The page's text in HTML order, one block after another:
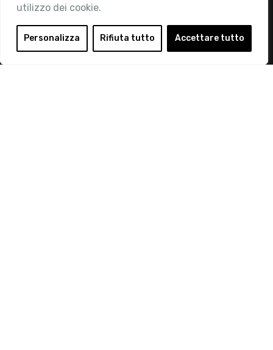
utilizzo dei cookie.
Personalizza Rifiuta tutto Accettare tutto
Area Riservata
Login
Diventa Socio